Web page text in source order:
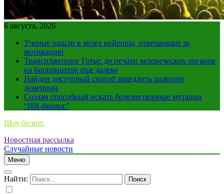
6 августа, 2026
Ученые нашли в мозге нейроны, отвечающие за
мотивацию
Трансплантолог Готье: до печати человеческих органов
на биопринтере еще далеко
Найден доступный способ замедлить развитие
деменции
Создан способный искать болезнетворные мутации
“ИИ-биолог”
Шоу бизнес
Новостная рассылка
Случайные новости
Меню
Найти: